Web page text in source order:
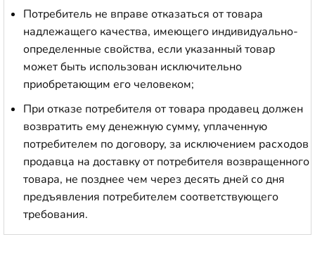
Потребитель не вправе отказаться от товара
надлежащего качества, имеющего индивидуально-
определенные свойства, если указанный товар
может быть использован исключительно
приобретающим его человеком;
При отказе потребителя от товара продавец должен
возвратить ему денежную сумму, уплаченную
потребителем по договору, за исключением расходов
продавца на доставку от потребителя возвращенного
товара, не позднее чем через десять дней со дня
предъявления потребителем соответствующего
требования.